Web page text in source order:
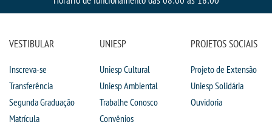
VESTIBULAR
Inscreva-se
Transferência
Segunda Graduação
Matrícula
UNIESP
Uniesp Cultural
Uniesp Ambiental
Trabalhe Conosco
Convênios
PROJETOS SOCIAIS
Projeto de Extensão
Uniesp Solidária
Ouvidoria